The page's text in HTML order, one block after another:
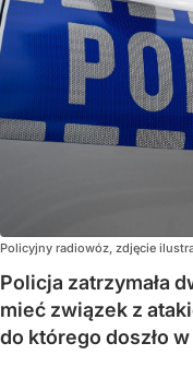
Policyjny radiowóz, zdjęcie
Policja zatrzymała
mieć związek z
do którego doszło